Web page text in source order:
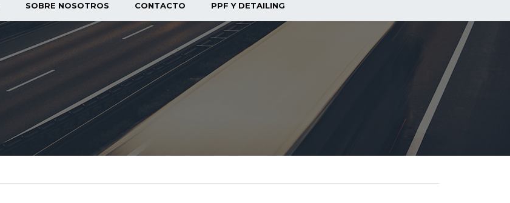
SOBRE NOSOTROS CONTACTO PPF Y DETAILING